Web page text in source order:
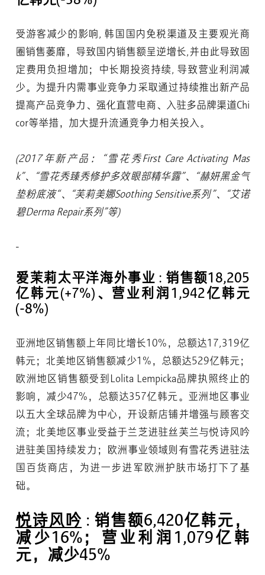
受游客减少的影响, 韩国国内免税渠道及主要观光商
圈销售萎靡，导致国内销售额呈逆增长,并由此导致固
定费用负担增加；中长期投资持续, 导致营业利润减
少。为提升内需事业竞争力采取通过持续推出新产品
提高产品竞争力、强化直营电商、入驻多品牌渠道Chi
cor等举措，加大提升流通竞争力相关投入。
(2017年新产品：“雪花秀First Care Activating Mas
k”、“雪花秀臻秀修护多效眼部精华露”、“赫妍黑金气
垫粉底液“、“芙莉美娜Soothing Sensitive系列”、“艾诺
碧Derma Repair系列”等)
爱茉莉太平洋海外事业 : 销售额18,205
亿韩元(+7%)、营业利润1,942亿韩元
(-8%)
亚洲地区销售额上年同比增长10%，总额达17,319亿
韩元；北美地区销售额减少1%，总额达529亿韩元；
欧洲地区销售额受到Lolita Lempicka品牌执照终止的
影响，减少47%，总额达357亿韩元。亚洲地区事业
以五大全球品牌为中心，开设新店铺并增强与顾客交
流；北美地区事业受益于兰芝进驻丝芙兰与悦诗风吟
进驻美国持续发力；欧洲事业领域则有雪花秀进驻法
国百货商店，为进一步进军欧洲护肤市场打下了基
础。
悦诗风吟 : 销售额6,420亿韩元，
减少16%；营业利润1,079亿韩
元，减少45%